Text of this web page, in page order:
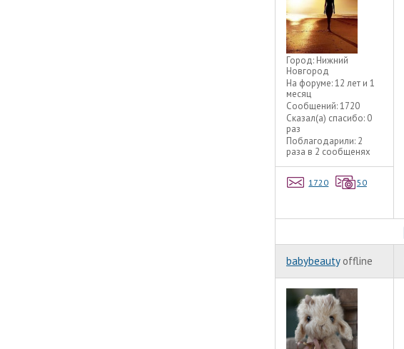
Город: Нижний
Новгород
На форуме:12 лет и 1
месяц
Сообщений:1720
Сказал(а) спасибо: 0
раз
Поблагодарили: 2
раза в 2 сообщенях
1720 50
babybeauty offline